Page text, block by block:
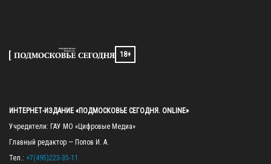
18+
ИНТЕРНЕТ-ИЗДАНИЕ «ПОДМОСКОВЬЕ СЕГОДНЯ. ONLINE»
Учредители: ГАУ МО «Цифровые Медиа»
Главный редактор — Попов И. А.
Тел.: +7(495)223-35-11